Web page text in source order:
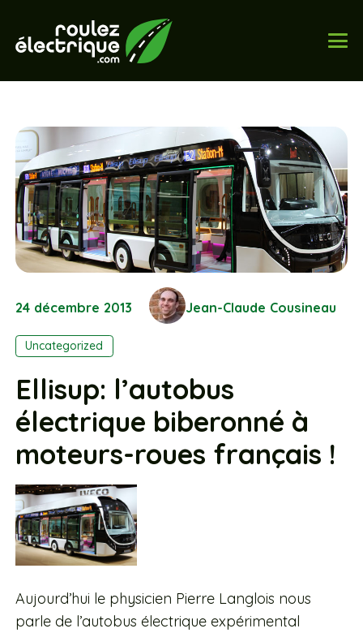
24 décembre 2013 Jean-Claude Cousineau
Uncategorized
Ellisup: l’autobus
électrique biberonné à
moteurs-roues français !
Aujourd’hui le physicien Pierre Langlois nous
parle de l’autobus électrique expérimental